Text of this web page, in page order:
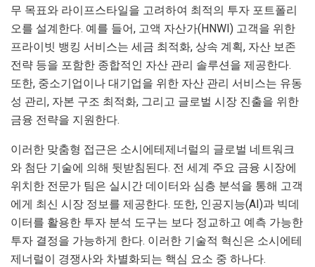
무 목표와 라이프스타일을 고려하여 최적의 투자 포트폴리
오를 설계한다. 예를 들어, 고액 자산가(HNWI) 고객을 위한
프라이빗 뱅킹 서비스는 세금 최적화, 상속 계획, 자산 보존
전략 등을 포함한 종합적인 자산 관리 솔루션을 제공한다.
또한, 중소기업이나 대기업을 위한 자산 관리 서비스는 유동
성 관리, 자본 구조 최적화, 그리고 글로벌 시장 진출을 위한
금융 전략을 지원한다.
이러한 맞춤형 접근은 소시에테제너럴의 글로벌 네트워크
와 첨단 기술에 의해 뒷받침된다. 전 세계 주요 금융 시장에
위치한 전문가 팀은 실시간 데이터와 심층 분석을 통해 고객
에게 최신 시장 정보를 제공한다. 또한, 인공지능(AI)과 빅데
이터를 활용한 투자 분석 도구는 보다 정교하고 예측 가능한
투자 결정을 가능하게 한다. 이러한 기술적 혁신은 소시에테
제너럴이 경쟁사와 차별화되는 핵심 요소 중 하나다.